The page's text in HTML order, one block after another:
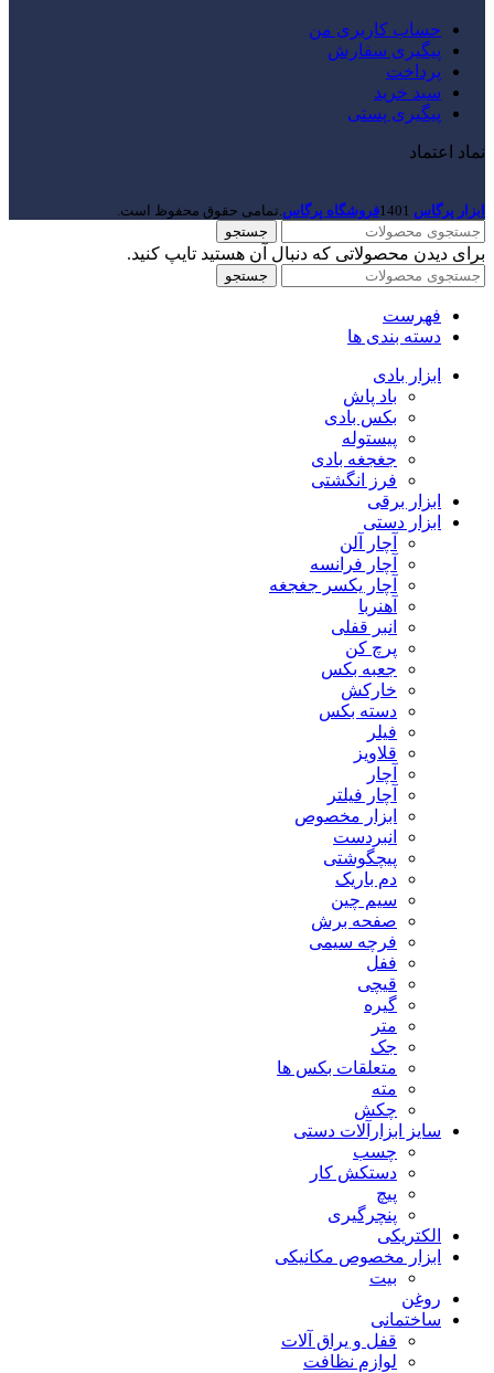
حساب کاربری من
پیگیری سفارش
پرداخت
سبد خرید
پیگیری پستی
نماد اعتماد
ابزار پرگاس 1401فروشگاه پرگاس.تمامی حقوق محفوظ است.
جستجو
برای دیدن محصولاتی که دنبال آن هستید تایپ کنید.
جستجو
فهرست
دسته بندی ها
ابزار بادی
باد پاش
بکس بادی
پیستوله
جغجغه بادی
فرز انگشتی
ابزار برقی
ابزار دستی
آچار آلن
آچار فرانسه
آچار یکسر جغجغه
آهنربا
انبر قفلی
پرچ کن
جعبه بکس
خارکش
دسته بکس
فیلر
قلاویز
آچار
آچار فیلتر
ابزار مخصوص
انبردست
پیچگوشتی
دم باریک
سیم چین
صفحه برش
فرچه سیمی
ففل
قیچی
گیره
متر
جک
متعلقات بکس ها
مته
چکش
سایز ابزارآلات دستی
چسب
دستکش کار
پیچ
پنچرگیری
الکتریکی
ابزار مخصوص مکانیکی
بیت
روغن
ساختمانی
قفل و یراق آلات
لوازم نظافت